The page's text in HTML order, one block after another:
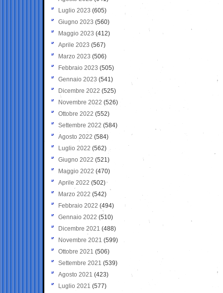
Luglio 2023 (605)
Giugno 2023 (560)
Maggio 2023 (412)
Aprile 2023 (567)
Marzo 2023 (506)
Febbraio 2023 (505)
Gennaio 2023 (541)
Dicembre 2022 (525)
Novembre 2022 (526)
Ottobre 2022 (552)
Settembre 2022 (584)
Agosto 2022 (584)
Luglio 2022 (562)
Giugno 2022 (521)
Maggio 2022 (470)
Aprile 2022 (502)
Marzo 2022 (542)
Febbraio 2022 (494)
Gennaio 2022 (510)
Dicembre 2021 (488)
Novembre 2021 (599)
Ottobre 2021 (506)
Settembre 2021 (539)
Agosto 2021 (423)
Luglio 2021 (577)